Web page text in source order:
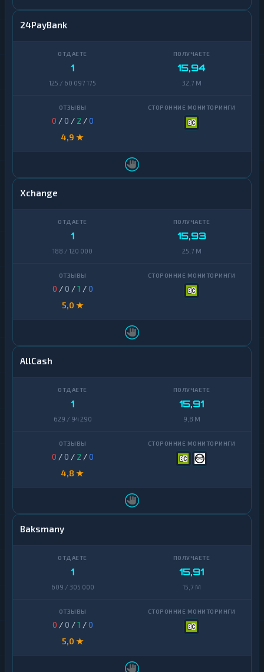
24PayBank
1
125 / 60 097 175
15,94
32,7 M
0 / 0 / 2 /0
4,9 ★
Xchange
1
188 / 120 000
15,93
25,7 M
0 / 0 /1 /0
5,0 ★
AllCash
1
629 / 94 290
15,91
9,8 M
0 / 0 / 2 /0
4,8 ★
Baksmany
1
609 / 305 000
15,91
15,7 M
0 / 0 /1 /0
5,0 ★